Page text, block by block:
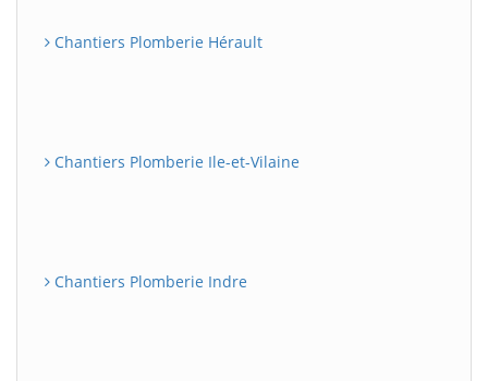
Chantiers Plomberie Hérault
Chantiers Plomberie Ile-et-Vilaine
Chantiers Plomberie Indre